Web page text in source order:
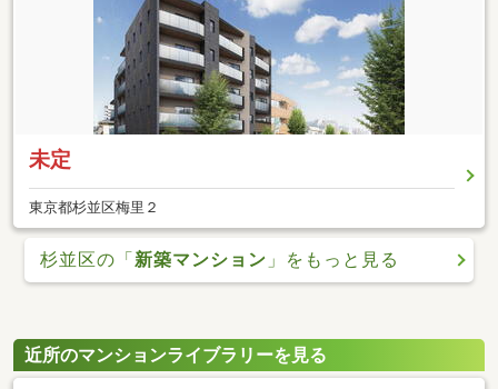
未定
東京都杉並区梅里２
杉並区の「新築マンション 」をもっと見る
近所のマンションライブラリーを見る